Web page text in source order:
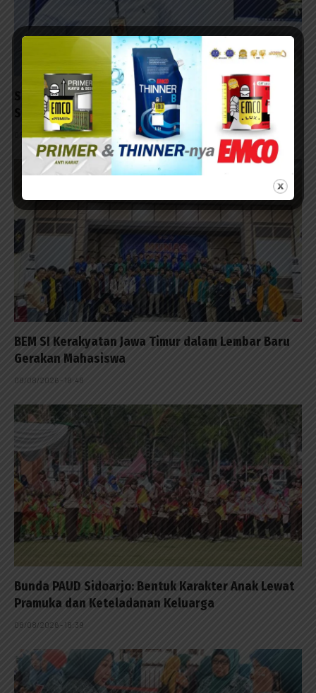
Satreskrim Polres Sampang Bekuk Dua Pencuri
Sepeda Motor di Desa Bajrasokah
08/08/2026 - 21:48
BEM SI Kerakyatan Jawa Timur dalam Lembar Baru
Gerakan Mahasiswa
08/08/2026 - 18:48
Bunda PAUD Sidoarjo: Bentuk Karakter Anak Lewat
Pramuka dan Keteladanan Keluarga
08/08/2026 - 18:39